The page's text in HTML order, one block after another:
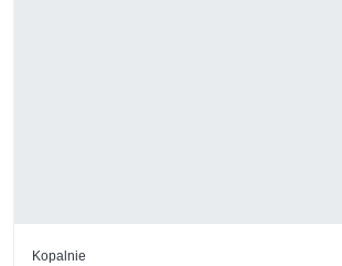
Kopalnie